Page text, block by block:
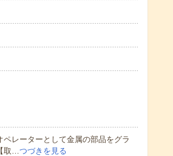
レーターとして金属の部品をグラ
取…つづきを見る